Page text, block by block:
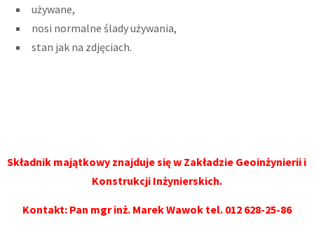
używane,
nosi normalne ślady używania,
stan jak na zdjęciach.
Składnik majątkowy znajduje się w Zakładzie Geoinżynierii i
Konstrukcji Inżynierskich.
Kontakt: Pan mgr inż. Marek Wawok tel. 012 628-25-86